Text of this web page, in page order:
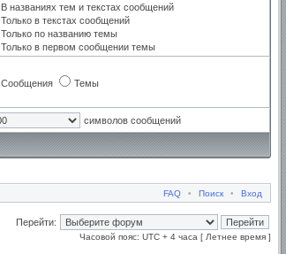
В названиях тем и текстах сообщений
Только в текстах сообщений
Только по названию темы
Только в первом сообщении темы
Сообщения Темы
символов сообщений
FAQ • Поиск • Вход
Перейти:
Часовой пояс: UTC + 4 часа [ Летнее время ]